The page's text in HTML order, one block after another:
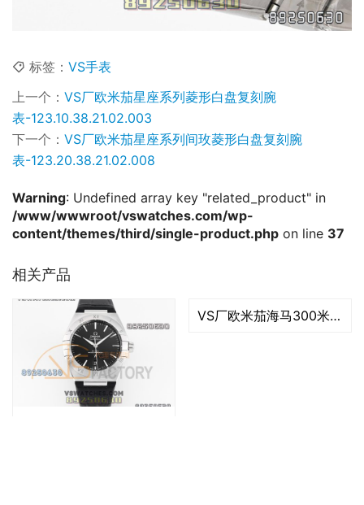
标签： VS手表
上一个： VS厂欧米茄星座系列菱形白盘复刻腕
表-123.10.38.21.02.003
下一个： VS厂欧米茄星座系列间玫菱形白盘复刻腕
表-123.20.38.21.02.008
Warning: Undefined array key "related_product" in
/www/wwwroot/vswatches.com/wp-
content/themes/third/single-product.php on line 37
相关产品
VS厂欧米茄海马300米「玫瑰金蓝款」复刻腕表-VS手表